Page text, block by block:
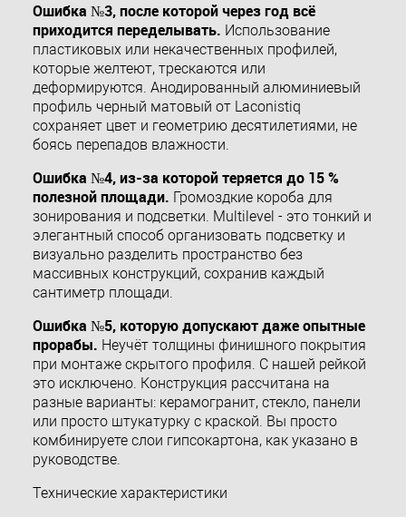
Ошибка №3, после которой через год всё
приходится переделывать. Использование
пластиковых или некачественных профилей,
которые желтеют, трескаются или
деформируются. Анодированный алюминиевый
профиль черный матовый от Laconistiq
сохраняет цвет и геометрию десятилетиями, не
боясь перепадов влажности.
Ошибка №4, из-за которой теряется до 15 %
полезной площади. Громоздкие короба для
зонирования и подсветки. Multilevel - это тонкий и
элегантный способ организовать подсветку и
визуально разделить пространство без
массивных конструкций, сохранив каждый
сантиметр площади.
Ошибка №5, которую допускают даже опытные
прорабы. Неучёт толщины финишного покрытия
при монтаже скрытого профиля. С нашей рейкой
это исключено. Конструкция рассчитана на
разные варианты: керамогранит, стекло, панели
или просто штукатурку с краской. Вы просто
комбинируете слои гипсокартона, как указано в
руководстве.
Технические характеристики